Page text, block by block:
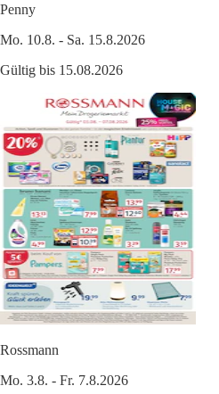
Penny
Mo. 10.8. - Sa. 15.8.2026
Gültig bis 15.08.2026
Rossmann
Mo. 3.8. - Fr. 7.8.2026